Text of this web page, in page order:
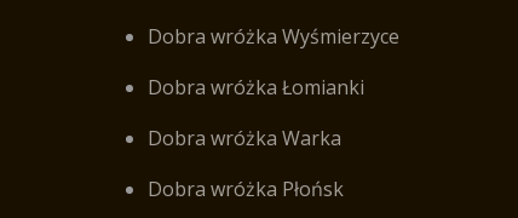
Dobra wróżka Wyśmierzyce
Dobra wróżka Łomianki
Dobra wróżka Warka
Dobra wróżka Płońsk